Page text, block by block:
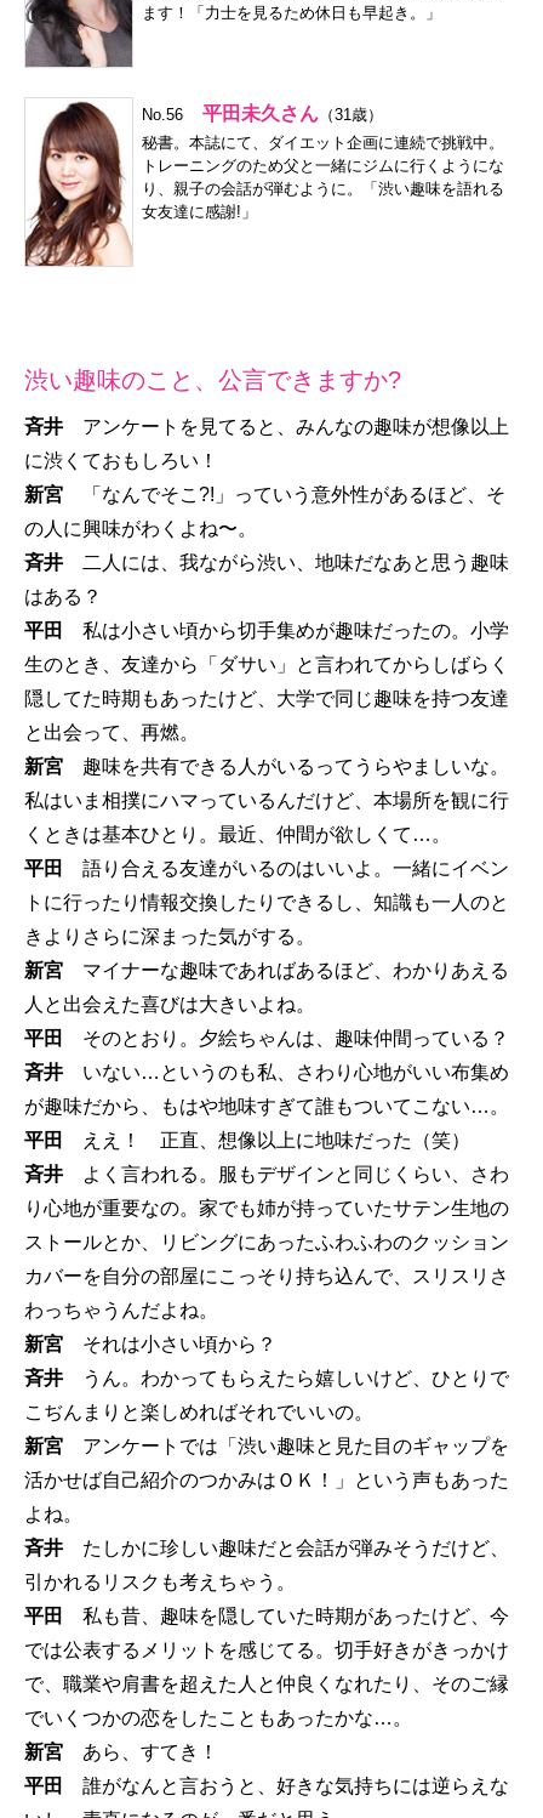
ます！「力士を見るため休日も早起き。」
No.56 平田未久さん （31歳）
秘書。本誌にて、ダイエット企画に連続で挑戦中。
トレーニングのため父と一緒にジムに行くようにな
り、親子の会話が弾むように。「渋い趣味を語れる
女友達に感謝!」
渋い趣味のこと、公言できますか?
斉井 アンケートを見てると、みんなの趣味が想像以上
に渋くておもしろい！
新宮 「なんでそこ?!」っていう意外性があるほど、そ
の人に興味がわくよね〜。
斉井 二人には、我ながら渋い、地味だなあと思う趣味
はある？
平田
私は小さい頃から切手集めが趣味だったの。小学
生のとき、友達から「ダサい」と言われてからしばらく
隠してた時期もあったけど、大学で同じ趣味を持つ友達
と出会って、再燃。
新宮 趣味を共有できる人がいるってうらやましいな。
私はいま相撲にハマっているんだけど、本場所を観に行
くときは基本ひとり。最近、仲間が欲しくて…。
平田
語り合える友達がいるのはいいよ。一緒にイベン
トに行ったり情報交換したりできるし、知識も一人のと
きよりさらに深まった気がする。
新宮 マイナーな趣味であればあるほど、わかりあえる
人と出会えた喜びは大きいよね。
平田
そのとおり。夕絵ちゃんは、趣味仲間っている？
斉井 いない…というのも私、さわり心地がいい布集め
が趣味だから、もはや地味すぎて誰もついてこない…。
平田
ええ！ 正直、想像以上に地味だった（笑）
斉井 よく言われる。服もデザインと同じくらい、さわ
り心地が重要なの。家でも姉が持っていたサテン生地の
ストールとか、リビングにあったふわふわのクッション
カバーを自分の部屋にこっそり持ち込んで、スリスリさ
わっちゃうんだよね。
新宮 それは小さい頃から？
斉井 うん。わかってもらえたら嬉しいけど、ひとりで
こぢんまりと楽しめればそれでいいの。
新宮 アンケートでは「渋い趣味と見た目のギャップを
活かせば自己紹介のつかみはＯＫ！」という声もあった
よね。
斉井 たしかに珍しい趣味だと会話が弾みそうだけど、
引かれるリスクも考えちゃう。
平田
私も昔、趣味を隠していた時期があったけど、今
では公表するメリットを感じてる。切手好きがきっかけ
で、職業や肩書を超えた人と仲良くなれたり、そのご縁
でいくつかの恋をしたこともあったかな…。
新宮 あら、すてき！
平田
誰がなんと言おうと、好きな気持ちには逆らえな